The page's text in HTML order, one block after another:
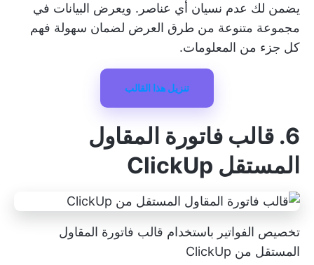
يضمن لك عدم نسيان أي عناصر. ويعرض البيانات في
مجموعة متنوعة من طرق العرض لضمان سهولة فهم
كل جزء من المعلومات.
تنزيل هذا القالب
6. قالب فاتورة المقاول
المستقل ClickUp
تخصيص الفواتير باستخدام قالب فاتورة المقاول
المستقل من ClickUp